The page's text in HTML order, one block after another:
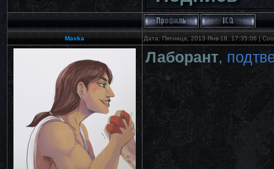
Mavka Дата: Пятница, 2013-Янв-18, 17:35:06 |
Лаборант,